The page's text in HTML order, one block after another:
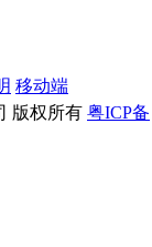
移动端
版权所有 粤ICP备